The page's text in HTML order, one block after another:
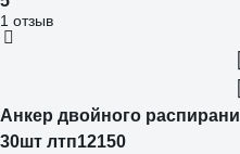
1 отзыв
Анкер двойного
30шт лтп12150